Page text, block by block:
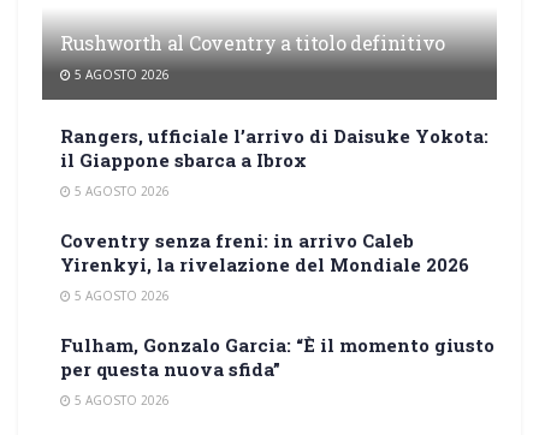
Rushworth al Coventry a titolo definitivo
5 AGOSTO 2026
Rangers, ufficiale l’arrivo di Daisuke Yokota:
il Giappone sbarca a Ibrox
5 AGOSTO 2026
Coventry senza freni: in arrivo Caleb
Yirenkyi, la rivelazione del Mondiale 2026
5 AGOSTO 2026
Fulham, Gonzalo Garcia: “È il momento giusto
per questa nuova sfida”
5 AGOSTO 2026